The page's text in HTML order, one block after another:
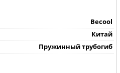
Becool
Китай
Пружинный трубогиб